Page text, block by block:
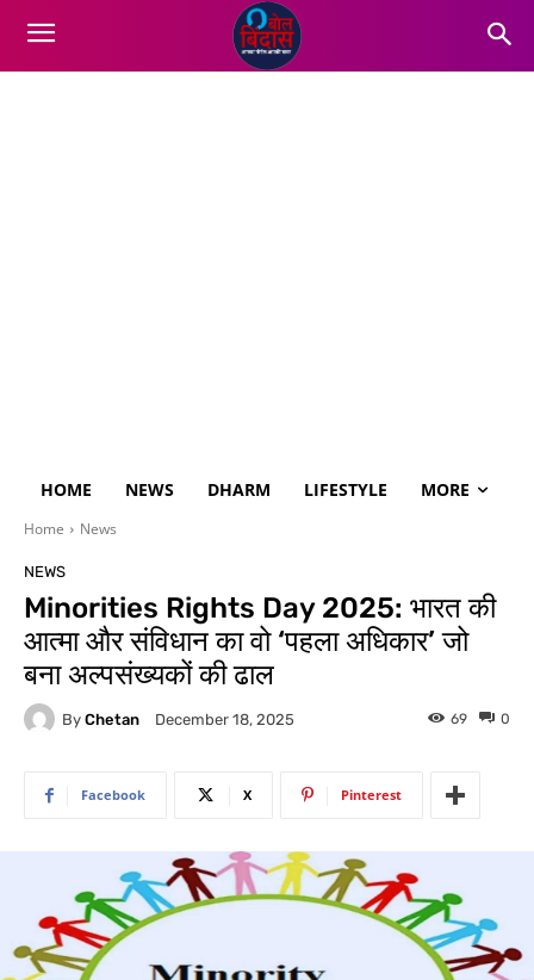
HOME NEWS DHARM LIFESTYLE MORE
Home News
NEWS
Minorities Rights Day 2025: भारत की
आत्मा और संविधान का वो ‘पहला अधिकार’ जो
बना अल्पसंख्यकों की ढाल
By Chetan December 18, 2025 0
69
Facebook X Pinterest